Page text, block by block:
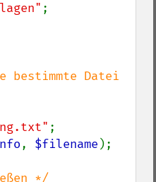
;
bestimmte Datei
;
, $filename );